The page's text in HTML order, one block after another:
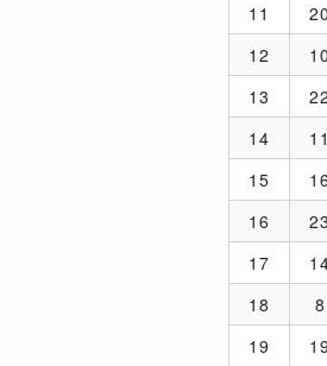
11
20
12
10
13
22
14
11
15
16
16
23
17
18
8
19
19